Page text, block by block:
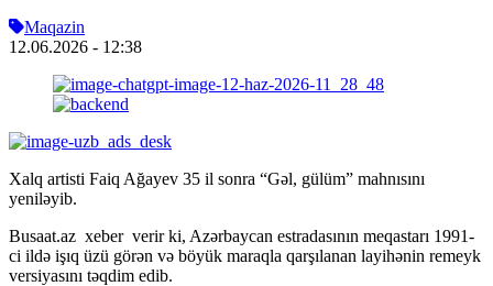
Maqazin
12.06.2026 - 12:38
Xalq artisti Faiq Ağayev 35 il sonra “Gəl, gülüm” mahnısını
yeniləyib.
Busaat.az xeber verir ki, Azərbaycan estradasının meqastarı 1991-
ci ildə işıq üzü görən və böyük maraqla qarşılanan layihənin remeyk
versiyasını təqdim edib.